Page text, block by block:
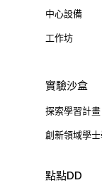
中心設備
工作坊
實驗沙盒
探索學習計畫
創新領域學
點點DD